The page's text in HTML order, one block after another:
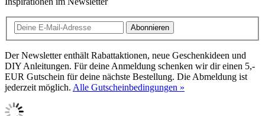
Abonnieren
Der Newsletter enthält Rabattaktionen, neue Geschenkideen und
DIY Anleitungen. Für deine Anmeldung schenken wir dir einen 5,-
EUR Gutschein für deine nächste Bestellung. Die Abmeldung ist
jederzeit möglich. Alle Gutscheinbedingungen »